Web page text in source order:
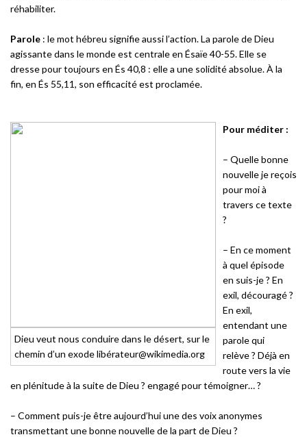
réhabiliter.
Parole : le mot hébreu signifie aussi l’action. La parole de Dieu
agissante dans le monde est centrale en Ésaïe 40-55. Elle se
dresse pour toujours en És 40,8 : elle a une solidité absolue. À la
fin, en És 55,11, son efficacité est proclamée.
Dieu veut nous conduire dans le désert, sur le
chemin d’un exode libérateur@wikimedia.org
Pour méditer :
– Quelle bonne
nouvelle je reçois
pour moi à
travers ce texte
?
– En ce moment
à quel épisode
en suis-je ? En
exil, découragé ?
En exil,
entendant une
parole qui
relève ? Déjà en
route vers la vie
en plénitude à la suite de Dieu ? engagé pour témoigner… ?
– Comment puis-je être aujourd’hui une des voix anonymes
transmettant une bonne nouvelle de la part de Dieu ?